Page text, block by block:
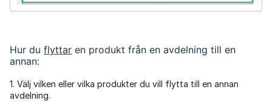
Hur du flyttar en produkt från en avdelning till en
annan:
1. Välj vilken eller vilka produkter du vill flytta till en annan
avdelning.